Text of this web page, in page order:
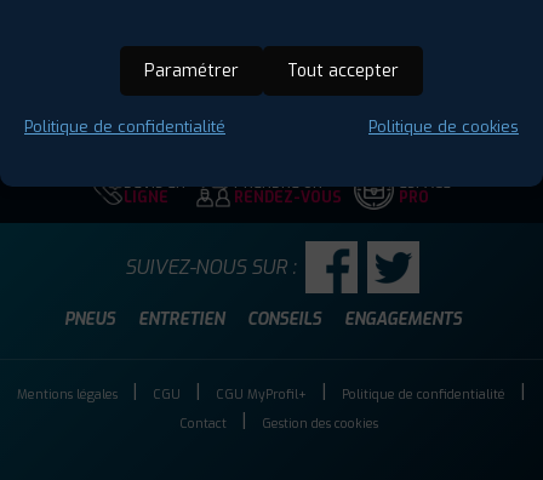
Vitesse :H
Code EAN :4250427442914
DEVIS EN
LIGNE
PRENDRE UN
RENDEZ-VOUS
ESPACE
PRO
PNEUS ENTRETIEN CONSEILS ENGAGEMENTS
SUIVEZ-NOUS SUR :
Mentions légales CGU CGU MyProfil+
Politique de confidentialité
Contact
Gestion des cookies
Paramétrer Tout accepter
Politique de confidentialité Politique de cookies